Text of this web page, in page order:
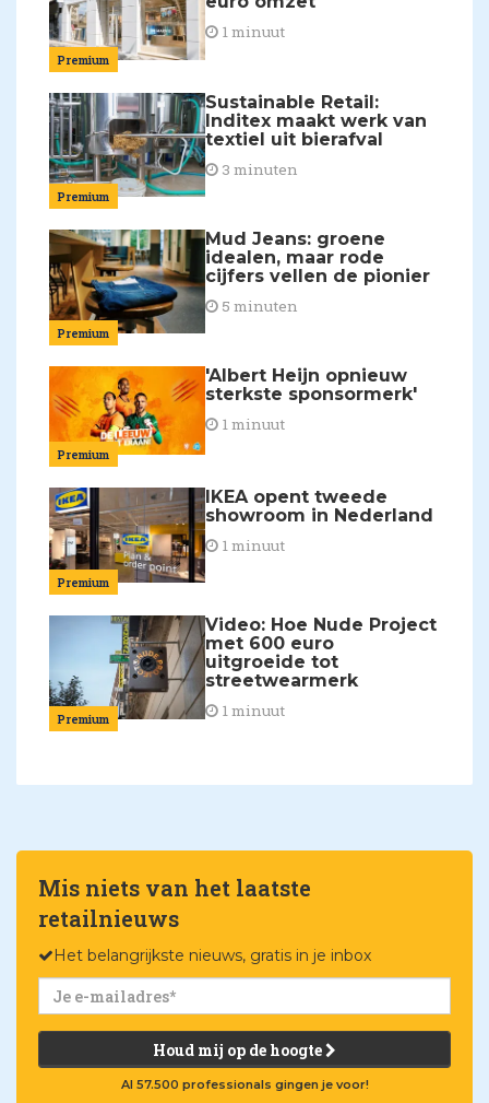
Premium
1 minuut
Premium
Sustainable Retail:
Inditex maakt werk van
textiel uit bierafval
3 minuten
Premium
Mud Jeans: groene
idealen, maar rode
cijfers vellen de pionier
5 minuten
Premium
'Albert Heijn opnieuw
sterkste sponsormerk'
1 minuut
Premium
IKEA opent tweede
showroom in Nederland
1 minuut
Premium
Video: Hoe Nude Project
met 600 euro
uitgroeide tot
streetwearmerk
1 minuut
Mis niets van het laatste
retailnieuws
Het belangrijkste nieuws, gratis in je inbox
Houd mij op de hoogte
Al 57.500 professionals gingen je voor!